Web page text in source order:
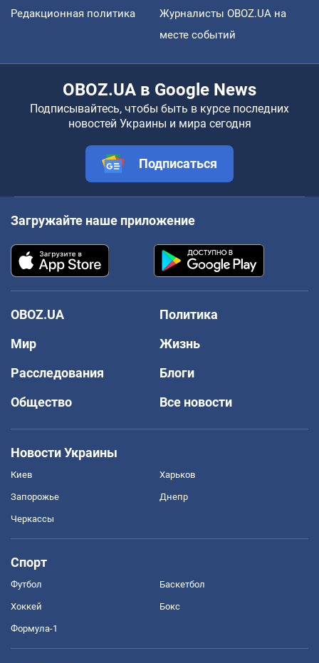
Редакционная политика
Журналисты OBOZ.UA на
месте событий
OBOZ.UA в Google News
Подписывайтесь, чтобы быть в курсе последних
новостей Украины и мира сегодня
Подписаться
Загружайте наше приложение
OBOZ.UA
Политика
Мир
Жизнь
Расследования
Блоги
Общество
Все новости
Новости Украины
Киев Харьков
Запорожье Днепр
Черкассы
Спорт
Футбол Баскетбол
Хоккей Бокс
Формула-1